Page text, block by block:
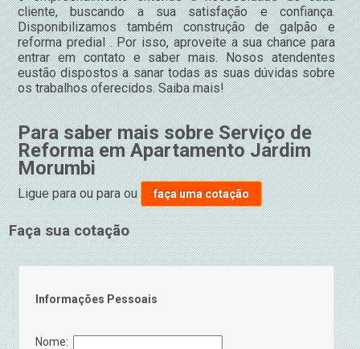
cliente, buscando a sua satisfação e confiança.
Disponibilizamos também construção de galpão e
reforma predial . Por isso, aproveite a sua chance para
entrar em contato e saber mais. Nosos atendentes
eustão dispostos a sanar todas as suas dúvidas sobre
os trabalhos oferecidos. Saiba mais!
Para saber mais sobre Serviço de
Reforma em Apartamento Jardim
Morumbi
Ligue paraou paraou faça uma cotação
Faça sua cotação
Informações Pessoais
Nome: